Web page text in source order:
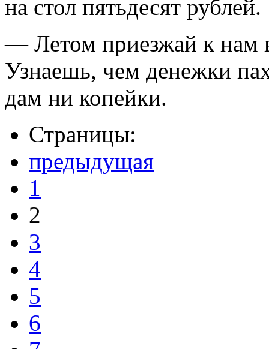
на стол пятьдесят рублей.
— Летом приезжай к нам
Узнаешь, чем денежки
дам ни копейки.
Страницы:
предыдущая
1
2
3
4
5
6